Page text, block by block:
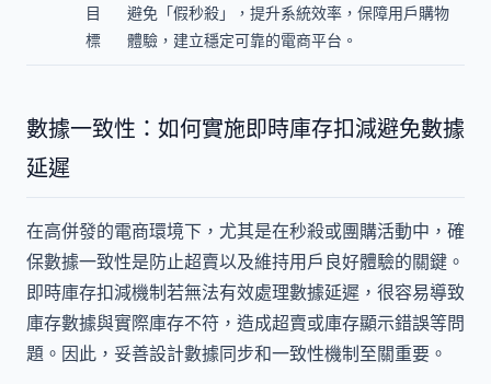
目
標
避免「假秒殺」，提升系統效率，保障用戶購物
體驗，建立穩定可靠的電商平台。
數據一致性：如何實施即時庫存扣減避免數據
延遲
在高併發的電商環境下，尤其是在秒殺或團購活動中，確
保數據一致性是防止超賣以及維持用戶良好體驗的關鍵。
即時庫存扣減機制若無法有效處理數據延遲，很容易導致
庫存數據與實際庫存不符，造成超賣或庫存顯示錯誤等問
題。因此，妥善設計數據同步和一致性機制至關重要。